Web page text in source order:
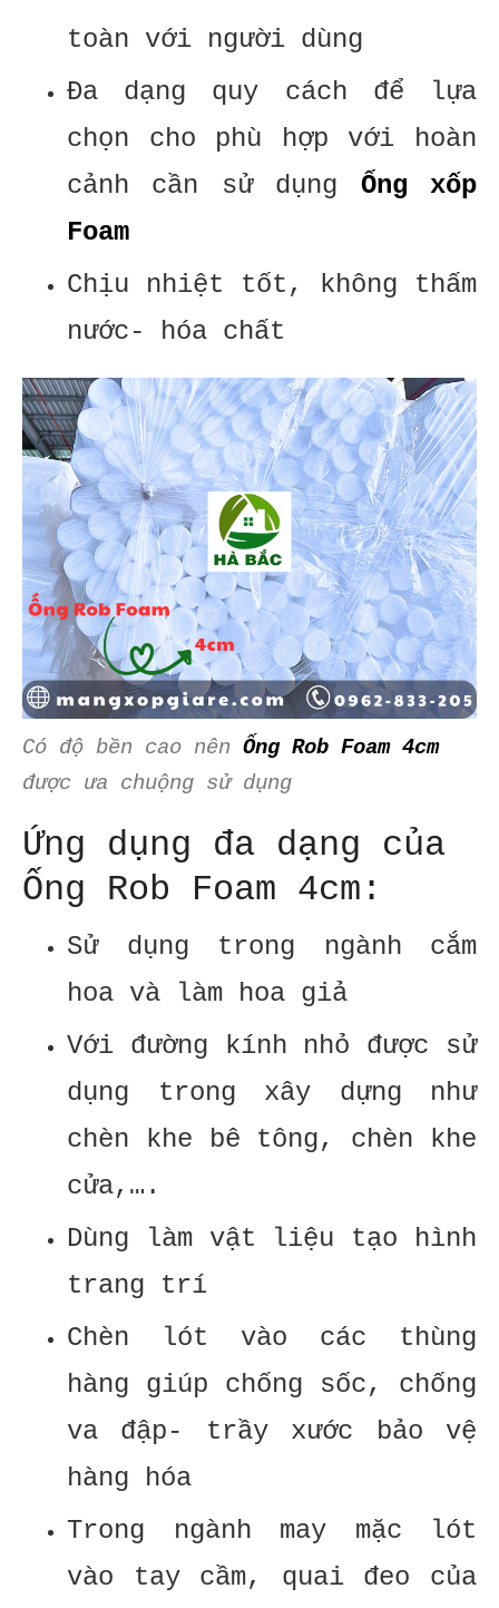
toàn với người dùng
Đa dạng quy cách để lựa
chọn cho phù hợp với hoàn
cảnh cần sử dụng Ống xốp
Foam
Chịu nhiệt tốt, không thấm
nước- hóa chất
Có độ bền cao nên Ống Rob Foam 4cm
được ưa chuộng sử dụng
Ứng dụng đa dạng của
Ống Rob Foam 4cm:
Sử dụng trong ngành cắm
hoa và làm hoa giả
Với đường kính nhỏ được sử
dụng trong xây dựng như
chèn khe bê tông, chèn khe
cửa,….
Dùng làm vật liệu tạo hình
trang trí
Chèn lót vào các thùng
hàng giúp chống sốc, chống
va đập- trầy xước bảo vệ
hàng hóa
Trong ngành may mặc lót
vào tay cầm, quai đeo của